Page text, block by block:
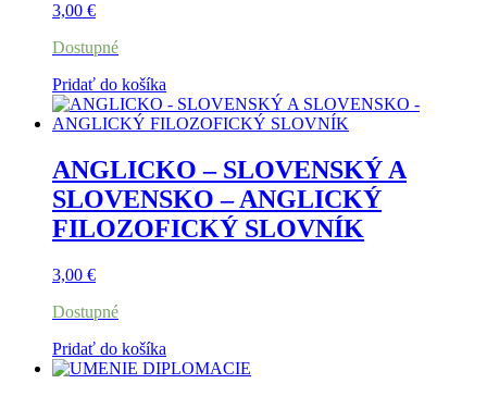
3,00 €
Dostupné
Pridať do košíka
ANGLICKO – SLOVENSKÝ A
SLOVENSKO – ANGLICKÝ
FILOZOFICKÝ SLOVNÍK
3,00 €
Dostupné
Pridať do košíka